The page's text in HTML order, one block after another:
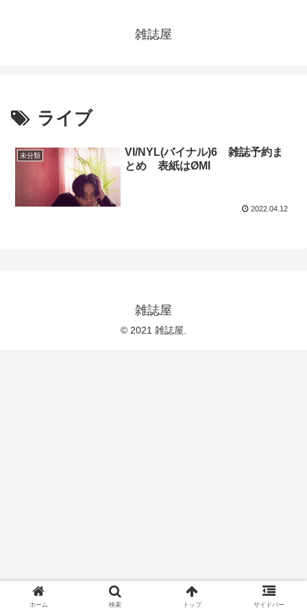
雑誌屋
ライブ
未分類
VI/NYL(バイナル)6 雑誌予約ま
とめ 表紙はØMI
2022.04.12
雑誌屋
© 2021 雑誌屋.
ホーム 検索 トップ サイドバー